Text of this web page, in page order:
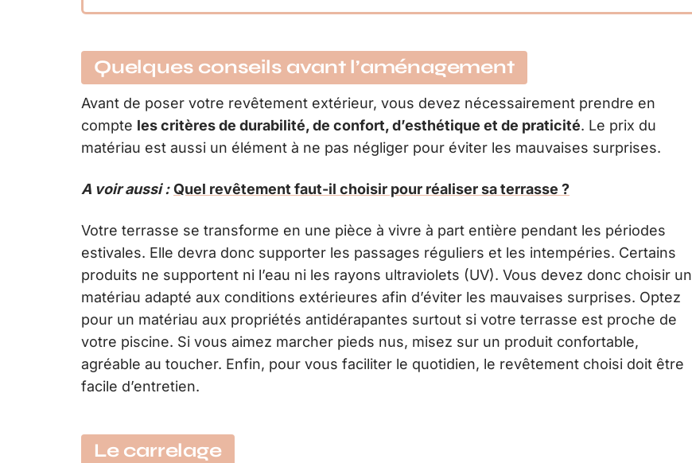
Quelques conseils avant l’aménagement
Avant de poser votre revêtement extérieur, vous devez nécessairement prendre en
compte les critères de durabilité, de confort, d’esthétique et de praticité. Le prix du
matériau est aussi un élément à ne pas négliger pour éviter les mauvaises surprises.
A voir aussi : Quel revêtement faut-il choisir pour réaliser sa terrasse ?
Votre terrasse se transforme en une pièce à vivre à part entière pendant les périodes
estivales. Elle devra donc supporter les passages réguliers et les intempéries. Certains
produits ne supportent ni l’eau ni les rayons ultraviolets (UV). Vous devez donc choisir un
matériau adapté aux conditions extérieures afin d’éviter les mauvaises surprises. Optez
pour un matériau aux propriétés antidérapantes surtout si votre terrasse est proche de
votre piscine. Si vous aimez marcher pieds nus, misez sur un produit confortable,
agréable au toucher. Enfin, pour vous faciliter le quotidien, le revêtement choisi doit être
facile d’entretien.
Le carrelage